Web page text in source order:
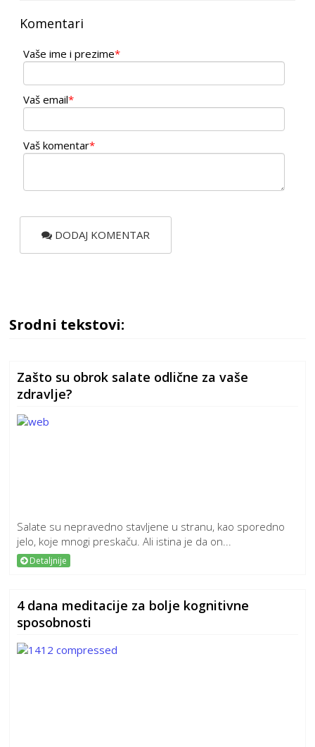
Komentari
Vaše ime i prezime*
Vaš email*
Vaš komentar*
DODAJ KOMENTAR
Srodni tekstovi:
Zašto su obrok salate odlične za vaše
zdravlje?
Salate su nepravedno stavljene u stranu, kao sporedno
jelo, koje mnogi preskaču. Ali istina je da on...
Detaljnije
4 dana meditacije za bolje kognitivne
sposobnosti